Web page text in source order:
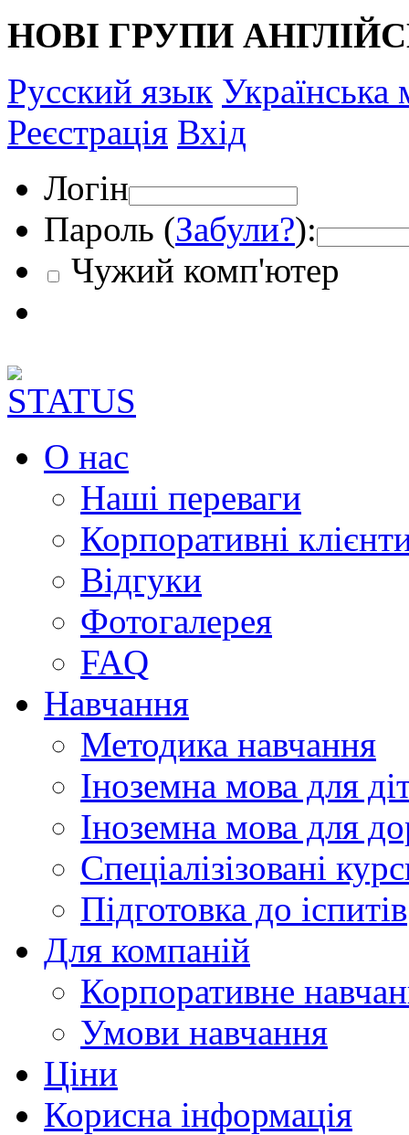
НОВІ ГРУПИ
Русский язык Українська
Реєстрація Вхід
Логін
Пароль (Забули?):
Чужий комп'ютер
О нас
Наші переваги
Корпоративні
Відгуки
Фотогалерея
FAQ
Навчання
Методика навчання
Іноземна мова для
Іноземна мова для
Спеціалізізовані
Підготовка до іспитів
Для компаній
Корпоративне
Умови навчання
Ціни
Корисна інформація